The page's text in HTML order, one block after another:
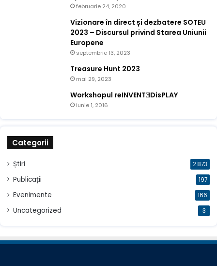
februarie 24, 2020
Vizionare în direct și dezbatere SOTEU
2023 – Discursul privind Starea Uniunii
Europene
septembrie 13, 2023
Treasure Hunt 2023
mai 29, 2023
Workshopul reINVENTƎDisPLAY
iunie 1, 2016
Categorii
Știri 2.873
Publicații 197
Evenimente 166
Uncategorized 3